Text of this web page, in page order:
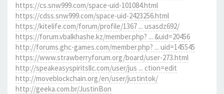
https://cs.snw999.com/space-uid-101084.html
https://cdss.snw999.com/space-uid-2423256.html
https://kitelife.com/forum/profile/1367 ... usasdz692/
https://forum.vbalkhashe.kz/member.php? ... &uid=20456
http://forums.ghc-games.com/member.php? ... uid=145545
https://www.strawberryforum.org/board/user-273.html
http://speakeasyspiritsllc.com/user/jus ... ction=edit
http://moveblockchain.org/en/user/justintok/
http://geeka.com.br/JustinBon